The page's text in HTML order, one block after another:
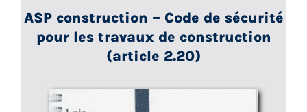
ASP construction – Code de sécurité
pour les travaux de construction
(article 2.20)